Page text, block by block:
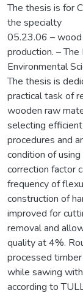
The thesis is for
the specialty
05.23.06 – wood
production. –
Environmental
The thesis is
practical task of
wooden raw
selecting
procedures and
condition of
correction factor
frequency of
construction of
improved for
removal and
quality at 4%.
processed
while sawing
according to